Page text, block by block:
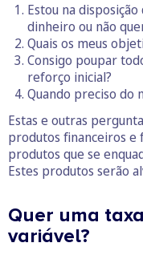
Estou na
dinheiro ou não
Quais os meus
Consigo poupar
reforço inicial?
Quando preciso do
Estas e outras
produtos financeiros e
produtos que se
Estes produtos serão
Quer uma
variável?